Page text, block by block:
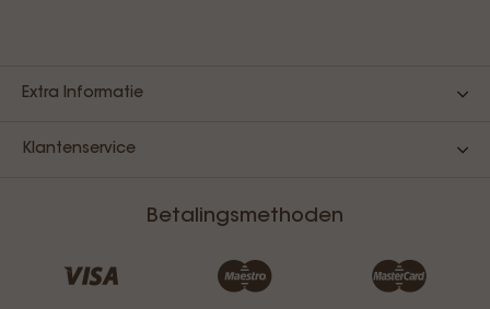
Extra Informatie
Klantenservice
Betalingsmethoden